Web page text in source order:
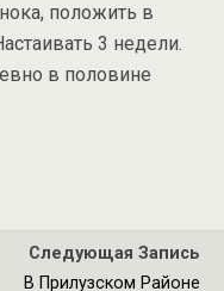
положить в
3 недели.
в половине
Следующая Запись
В Прилузском Районе